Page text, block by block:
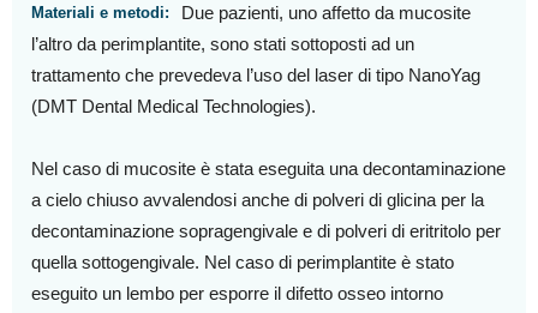
Materiali e metodi:
Due pazienti, uno affetto da mucosite
l’altro da perimplantite, sono stati sottoposti ad un
trattamento che prevedeva l’uso del laser di tipo NanoYag
(DMT Dental Medical Technologies).
Nel caso di mucosite è stata eseguita una decontaminazione
a cielo chiuso avvalendosi anche di polveri di glicina per la
decontaminazione sopragengivale e di polveri di eritritolo per
quella sottogengivale. Nel caso di perimplantite è stato
eseguito un lembo per esporre il difetto osseo intorno